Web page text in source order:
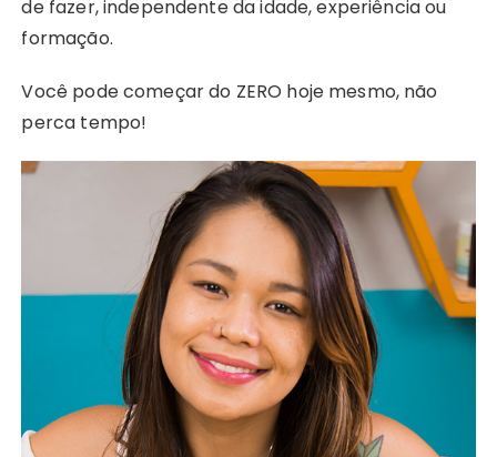
de fazer, independente da idade, experiência ou
formação.
Você pode começar do ZERO hoje mesmo, não
perca tempo!